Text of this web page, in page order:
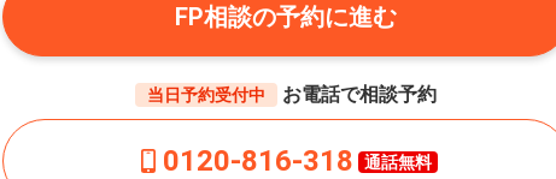
FP相談の予約に進む
当日予約受付中 お電話で相談予約
0120-816-318 通話無料